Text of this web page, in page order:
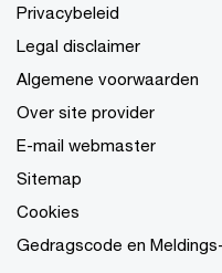
Privacybeleid
Legal disclaimer
Algemene voorwaarden
Over site provider
E-mail webmaster
Sitemap
Cookies
Gedragscode en